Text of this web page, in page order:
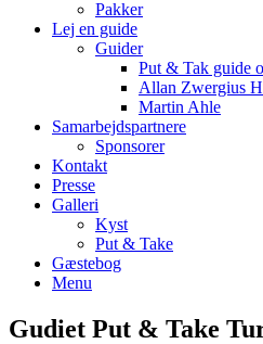
Pakker
Lej en guide
Guider
Put & Tak guide
Allan Zwergius
Martin Ahle
Samarbejdspartnere
Sponsorer
Kontakt
Presse
Galleri
Kyst
Put & Take
Gæstebog
Menu
Gudiet Put & Take